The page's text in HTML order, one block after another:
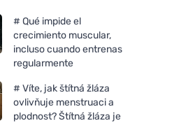
# Qué impide el
crecimiento muscular,
incluso cuando entrenas
regularmente
# Víte, jak štítná žláza
ovlivňuje menstruaci a
plodnost? Štítná žláza je